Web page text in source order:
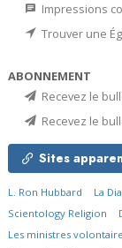
Impressions
Trouver une
ABONNEMENT
Recevez le
Recevez le
Sites
L. Ron Hubbard La
Scientology Religion
Les ministres